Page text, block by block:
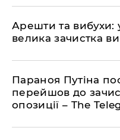
Арешти та вибухи:
велика зачистка
Параноя Путіна
перейшов до
опозиції – The